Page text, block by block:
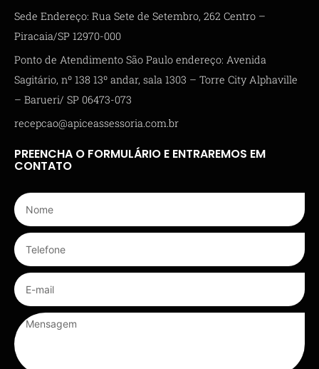
Sede Endereço: Rua Sete de Setembro, 262 Centro –
Piracaia/SP 12970-000
Ponto de Atendimento São Paulo endereço: Avenida
Sagitário, nº 138 13º andar, sala 1303 – Torre City Alphaville
– Barueri/ SP 06473-073
recepcao@apiceassessoria.com.br
PREENCHA O FORMULÁRIO E ENTRAREMOS EM
CONTATO